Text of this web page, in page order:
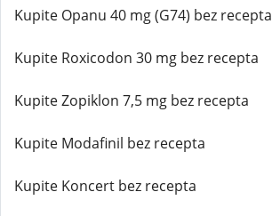
Kupite Opanu 40 mg (G74) bez recepta
Kupite Roxicodon 30 mg bez recepta
Kupite Zopiklon 7,5 mg bez recepta
Kupite Modafinil bez recepta
Kupite Koncert bez recepta